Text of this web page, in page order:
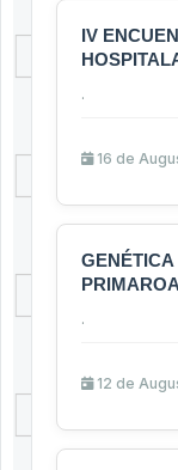
IV
.
16 de
.
12 de